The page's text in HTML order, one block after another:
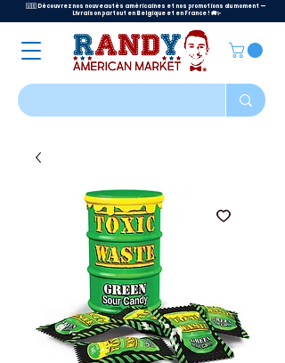
🇺🇸 Découvrez nos nouveautés américaines et nos promotions du moment —
Livraison partout en Belgique et en France ! 🚚✨